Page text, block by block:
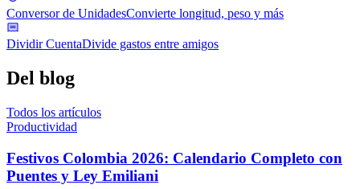
Conversor de UnidadesConvierte longitud, peso y más
Dividir CuentaDivide gastos entre amigos
Del blog
Todos los artículos
Productividad
Festivos Colombia 2026: Calendario Completo con
Puentes y Ley Emiliani